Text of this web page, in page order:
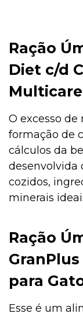
Ração
Diet c/d
O excesso
formação de
cálculos da
desenvolvida
cozidos,
minerais
Ração
para
Esse é um